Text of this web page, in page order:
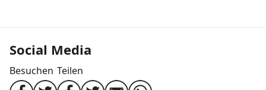
Social Media
Besuchen Teilen